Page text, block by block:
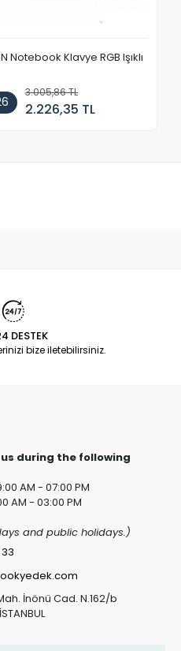
Notebook Klavye RGB Işıklı
3.005,86 TL
2.226,35 TL
DESTEK
bize iletebilirsiniz.
during the following
AM - 07:00 PM
AM - 03:00 PM
and public holidays.)
İnönü Cad. N.162/b